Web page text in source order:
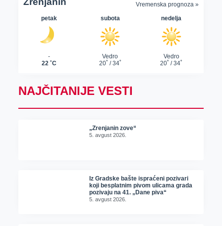
NAJČITANIJE VESTI
„Zrenjanin zove“
5. avgust 2026.
Iz Gradske bašte ispraćeni pozivari
koji besplatnim pivom ulicama grada
pozivaju na 41. „Dane piva“
5. avgust 2026.